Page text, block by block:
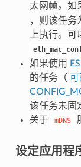
太网帧。如
，则该任务
上执行。
如果使用
的任务（
该任务未固
关于
mDNS
设定应用程